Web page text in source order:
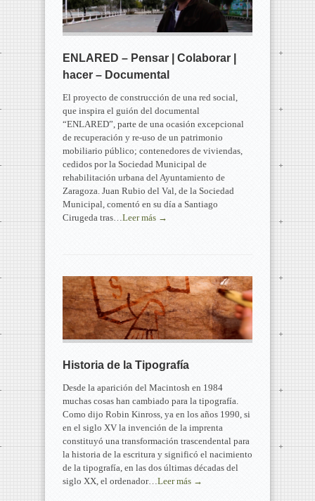
ENLARED – Pensar | Colaborar |
hacer – Documental
El proyecto de construcción de una red social,
que inspira el guión del documental
“ENLARED”, parte de una ocasión excepcional
de recuperación y re-uso de un patrimonio
mobiliario público; contenedores de viviendas,
cedidos por la Sociedad Municipal de
rehabilitación urbana del Ayuntamiento de
Zaragoza. Juan Rubio del Val, de la Sociedad
Municipal, comentó en su día a Santiago
Cirugeda tras… Leer más →
Historia de la Tipografía
Desde la aparición del Macintosh en 1984
muchas cosas han cambiado para la tipografía.
Como dijo Robin Kinross, ya en los años 1990, si
en el siglo XV la invención de la imprenta
constituyó una transformación trascendental para
la historia de la escritura y significó el nacimiento
de la tipografía, en las dos últimas décadas del
siglo XX, el ordenador… Leer más →